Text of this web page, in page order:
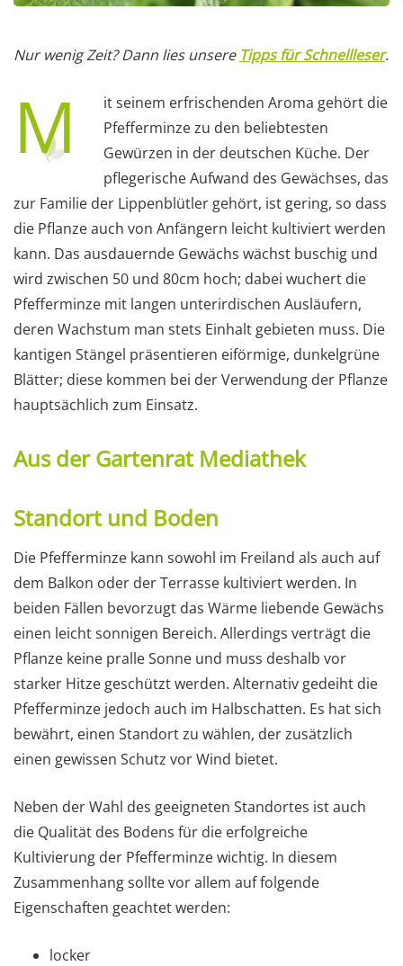
Nur wenig Zeit? Dann lies unsere Tipps für Schnellleser.
M
it seinem erfrischenden Aroma gehört die
Pfefferminze zu den beliebtesten
Gewürzen in der deutschen Küche. Der
pflegerische Aufwand des Gewächses, das
zur Familie der Lippenblütler gehört, ist gering, so dass
die Pflanze auch von Anfängern leicht kultiviert werden
kann. Das ausdauernde Gewächs wächst buschig und
wird zwischen 50 und 80cm hoch; dabei wuchert die
Pfefferminze mit langen unterirdischen Ausläufern,
deren Wachstum man stets Einhalt gebieten muss. Die
kantigen Stängel präsentieren eiförmige, dunkelgrüne
Blätter; diese kommen bei der Verwendung der Pflanze
hauptsächlich zum Einsatz.
Aus der Gartenrat Mediathek
Standort und Boden
Die Pfefferminze kann sowohl im Freiland als auch auf
dem Balkon oder der Terrasse kultiviert werden. In
beiden Fällen bevorzugt das Wärme liebende Gewächs
einen leicht sonnigen Bereich. Allerdings verträgt die
Pflanze keine pralle Sonne und muss deshalb vor
starker Hitze geschützt werden. Alternativ gedeiht die
Pfefferminze jedoch auch im Halbschatten. Es hat sich
bewährt, einen Standort zu wählen, der zusätzlich
einen gewissen Schutz vor Wind bietet.
Neben der Wahl des geeigneten Standortes ist auch
die Qualität des Bodens für die erfolgreiche
Kultivierung der Pfefferminze wichtig. In diesem
Zusammenhang sollte vor allem auf folgende
Eigenschaften geachtet werden:
locker